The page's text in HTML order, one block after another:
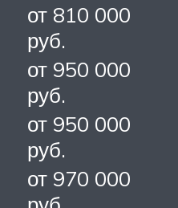
от 810 000
руб.
от 950 000
руб.
от 950 000
руб.
от 970 000